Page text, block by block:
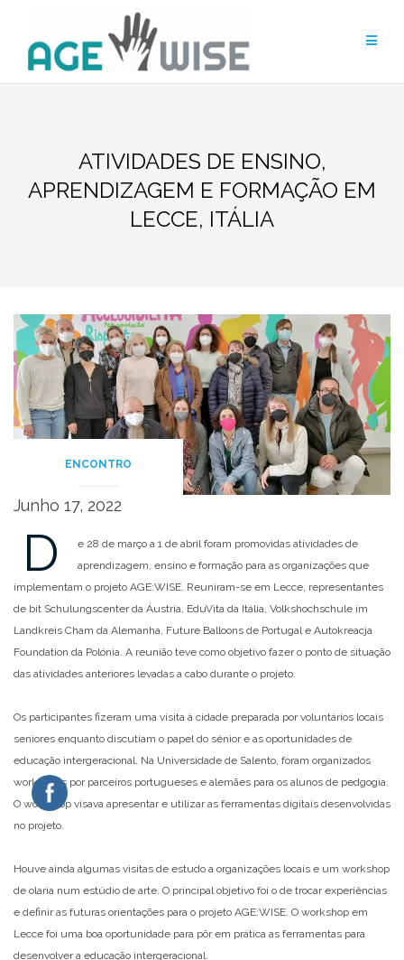
content
ATIVIDADES DE ENSINO,
APRENDIZAGEM E FORMAÇÃO EM
LECCE, ITÁLIA
ENCONTRO
Junho 17, 2022
D
e 28 de março a 1 de abril foram promovidas atividades de
aprendizagem, ensino e formação para as organizações que
implementam o projeto AGE:WISE. Reuniram-se em Lecce, representantes
de bit Schulungscenter da Áustria, EduVita da Itália, Volkshochschule im
Landkreis Cham da Alemanha, Future Balloons de Portugal e Autokreacja
Foundation da Polónia. A reunião teve como objetivo fazer o ponto de situação
das atividades anteriores levadas a cabo durante o projeto.
Os participantes fizeram uma visita à cidade preparada por voluntários locais
seniores enquanto discutiam o papel do sénior e as oportunidades de
educação intergeracional. Na Universidade de Salento, foram organizados
workshops por parceiros portugueses e alemães para os alunos de pedgogia.
O workshop visava apresentar e utilizar as ferramentas digitais desenvolvidas
no projeto.
Houve ainda algumas visitas de estudo a organizações locais e um workshop
de olaria num estúdio de arte. O principal objetivo foi o de trocar experiências
e definir as futuras orientações para o projeto AGE:WISE. O workshop em
Lecce foi uma boa oportunidade para pôr em prática as ferramentas para
desenvolver a educação intergeracional.